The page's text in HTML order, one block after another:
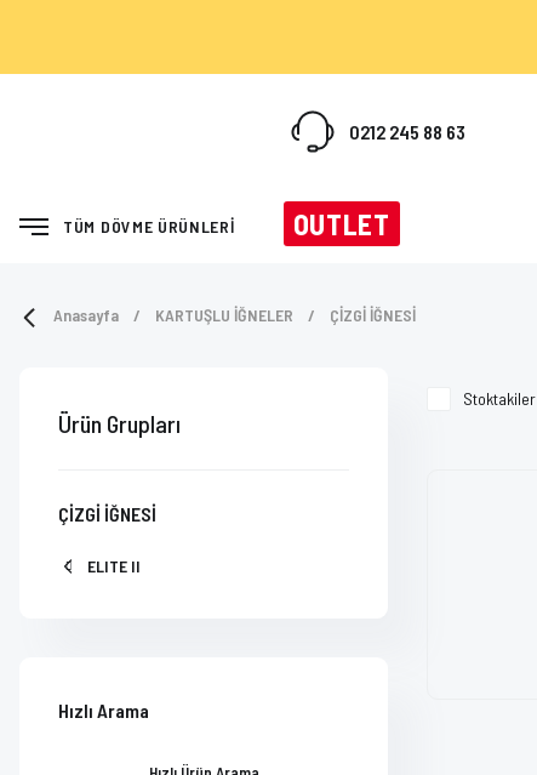
0212 245 88 63
TÜM DÖVME ÜRÜNLERİ OUTLET
Anasayfa KARTUŞLU İĞNELER ÇİZGİ İĞNESİ
Ürün Grupları
ÇİZGİ İĞNESİ
ELITE II
Hızlı Arama
Stoktakiler